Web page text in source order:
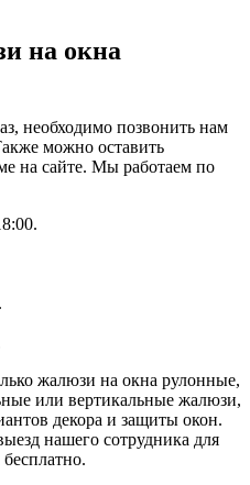
на окна
необходимо позвонить нам
можно оставить
на сайте. Мы работаем по
жалюзи на окна рулонные,
или вертикальные жалюзи,
декора и защиты окон.
нашего сотрудника для